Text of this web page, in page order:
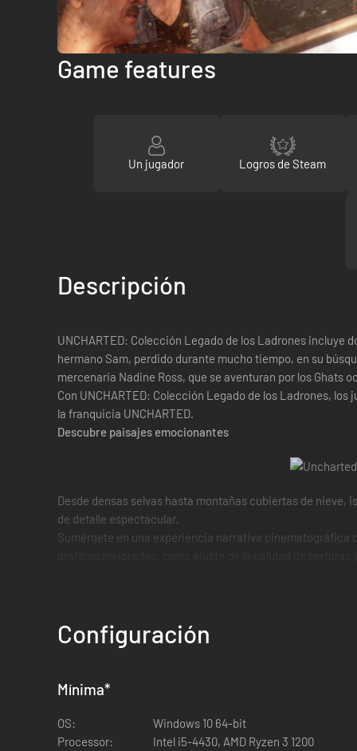
Game features
Un jugador Logros de Steam
Descripción
UNCHARTED: Colección Legado de los Ladrones incluye
hermano Sam, perdido durante mucho tiempo, en su
mercenaria Nadine Ross, que se aventuran por los Ghats
Con UNCHARTED: Colección Legado de los Ladrones,
la franquicia UNCHARTED.
Descubre paisajes emocionantes
Desde densas selvas hasta montañas cubiertas de nieve,
de detalle espectacular.
Sumérgete en una experiencia narrativa cinematográfica
Siente los efectos de la retroalimentación háptica y los
compatibilidad con el mando DUALSHOCK³4, mandos
Y si te gustaría llevar la experiencia visual aún más lejos,
de Logitech.
Descubre una amplia variedad de modos y mejoras
Configuración
Mínima*
OS:
Windows 10 64-bit
Processor:
Intel i5-4430, AMD Ryzen 3 1200